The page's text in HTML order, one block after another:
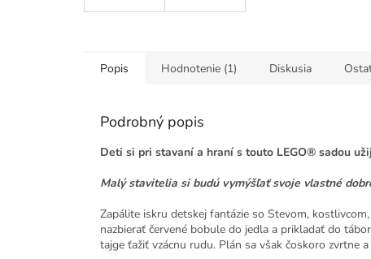
Popis Hodnotenie (1) Diskusia
Podrobný popis
Deti si pri stavaní a hraní s touto LEGO® sadou
Malý stavitelia si budú vymýšľať svoje vlastné
Zapálite iskru detskej fantázie so Stevom,
nazbierať červené bobule do jedla a prikladať do
tajge ťažiť vzácnu rudu. Plán sa však čoskoro zvrtne